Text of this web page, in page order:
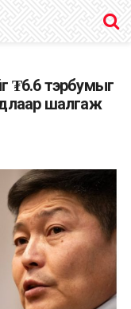
₮6.6 тэрбумыг
шалгаж